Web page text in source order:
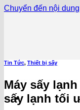
Chuyển đến nội dung
Tin Tức, Thiết bị sấy
Máy sấy
sấy lạnh tối